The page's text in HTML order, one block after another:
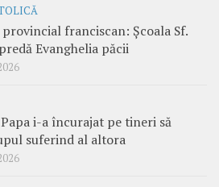
franciscan: Școala Sf.
Evanghelia păcii
i-a încurajat pe tineri să
suferind al altora